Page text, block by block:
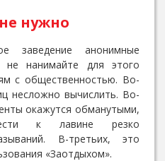
нужно
анонимные
нанимайте для этого
с общественностью. Во-
несложно вычислить. Во-
окажутся обманутыми,
к лавине резко
В-третьих, это
«Заотдыхом».